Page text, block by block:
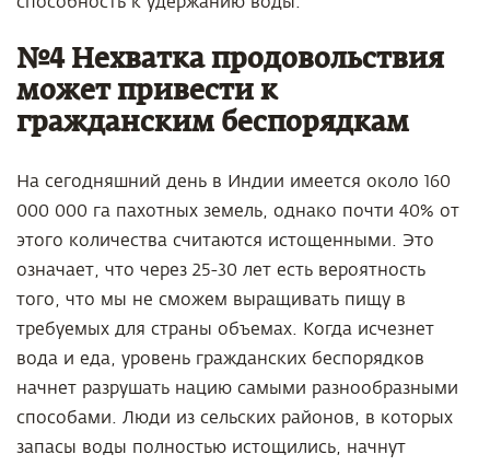
№4 Нехватка продовольствия
может привести к
гражданским беспорядкам
На сегодняшний день в Индии имеется около 160
000 000 га пахотных земель, однако почти 40% от
этого количества считаются истощенными. Это
означает, что через 25-30 лет есть вероятность
того, что мы не сможем выращивать пищу в
требуемых для страны объемах. Когда исчезнет
вода и еда, уровень гражданских беспорядков
начнет разрушать нацию самыми разнообразными
способами. Люди из сельских районов, в которых
запасы воды полностью истощились, начнут